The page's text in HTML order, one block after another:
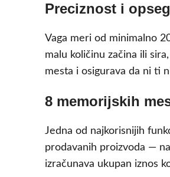
Preciznost i
Vaga meri od minimalno
malu količinu začina ili
mesta i osigurava da ni ti
8 memorijskih
Jedna od najkorisnijih
prodavanih proizvoda —
izračunava ukupan iznos